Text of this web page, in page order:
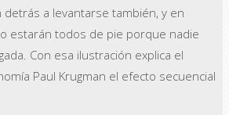
detrás a levantarse también, y en
estarán todos de pie porque nadie
Con esa ilustración explica el
Paul Krugman el efecto secuencial